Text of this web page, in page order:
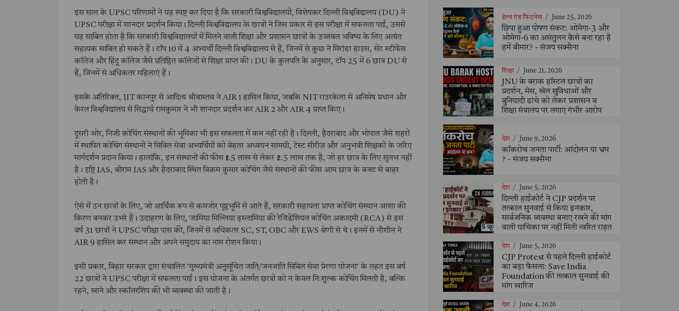
इस साल के UPSC परिणामों ने यह स्पष्ट कर दिया है कि सरकारी विश्वविद्यालयों, विशेषकर दिल्ली विश्वविद्यालय (DU) ने
UPSC परीक्षा में शानदार प्रदर्शन किया। दिल्ली विश्वविद्यालय के छात्रों ने जिस प्रकार से इस परीक्षा में सफलता पाई, उससे
यह साबित होता है कि सरकारी विश्वविद्यालयों में मिलने वाली शिक्षा और प्रशासन छात्रों के उज्जवल भविष्य के लिए अत्यंत
सहायक साबित हो सकते हैं। टॉप 10 में 4 अभ्यर्थी दिल्ली विश्वविद्यालय से हैं, जिनमें से कुछ ने मिरांडा हाउस, सेंट स्टीफेंस
कॉलेज और हिंदू कॉलेज जैसे प्रतिष्ठित कॉलेजों से शिक्षा प्राप्त की। DU के कुलपति के अनुसार, टॉप 25 में 6 छात्र DU से
हैं, जिनमें से अधिकतर महिलाएं हैं।
इसके अतिरिक्त, IIT कानपुर से आदित्य श्रीवास्तव ने AIR 1 हासिल किया, जबकि NIT राउरकेला से अनिमेष प्रधान और
केरल विश्वविद्यालय से सिद्धार्थ रामकुमार ने भी शानदार प्रदर्शन कर AIR 2 और AIR 4 प्राप्त किए।
दूसरी ओर, निजी कोचिंग संस्थानों की भूमिका भी इस सफलता में कम नहीं रही है। दिल्ली, हैदराबाद और भोपाल जैसे शहरों
में स्थापित कोचिंग संस्थानों ने सिविल सेवा अभ्यर्थियों को बेहतर अध्ययन सामग्री, टेस्ट सीरीज़ और अनुभवी शिक्षकों के जरिए
मार्गदर्शन प्रदान किया। हालांकि, इन संस्थानों की फीस ₹1.5 लाख से लेकर ₹2.5 लाख तक है, जो हर छात्र के लिए सुलभ नहीं
है। दृष्टि IAS, श्रीराम IAS और हैदराबाद स्थित विक्रम कुमार कोचिंग जैसे संस्थानों की फीस आम छात्र के बजट से बाहर
होती है।
ऐसे में उन छात्रों के लिए, जो आर्थिक रूप से कमजोर पृष्ठभूमि से आते हैं, सरकारी सहायता प्राप्त कोचिंग संस्थान आशा की
किरण बनकर उभरे हैं। उदाहरण के लिए, जामिया मिल्लिया इस्लामिया की रेजिडेंशियल कोचिंग अकादमी (RCA) से इस
वर्ष 31 छात्रों ने UPSC परीक्षा पास की, जिनमें से अधिकतर SC, ST, OBC और EWS श्रेणी से थे। इनमें से नौशीन ने
AIR 9 हासिल कर संस्थान और अपने समुदाय का नाम रोशन किया।
इसी प्रकार, बिहार सरकार द्वारा संचालित 'मुख्यमंत्री अनुसूचित जाति/जनजाति सिविल सेवा प्रेरणा योजना' के तहत इस वर्ष
22 छात्रों ने UPSC परीक्षा में सफलता पाई। इस योजना के अंतर्गत छात्रों को न केवल निःशुल्क कोचिंग मिलती है, बल्कि
रहने, खाने और स्कॉलरशिप की भी व्यवस्था की जाती है।
हेल्थ एंड फिटनेस / June 25, 2026
छिपा हुआ पोषण संकट: ओमेगा-3 और
ओमेगा-6 का असंतुलन कैसे बना रहा है
हमें बीमार? - संजय सक्सैना
शिक्षा / June 21, 2026
JNU के बराक हॉस्टल छात्रों का
प्रदर्शन, मेस, खेल सुविधाओं और
बुनियादी ढांचे को लेकर प्रशासन व
शिक्षा मंत्रालय पर लगाए गंभीर आरोप
देश / June 9, 2026
कॉकरोच जनता पार्टी: आंदोलन या भ्रम
? - संजय सक्सैना
देश / June 5, 2026
दिल्ली हाईकोर्ट ने CJP प्रदर्शन पर
तत्काल सुनवाई से किया इनकार,
सार्वजनिक व्यवस्था बनाए रखने की मांग
वाली याचिका पर नहीं मिली त्वरित राहत
देश / June 5, 2026
CJP Protest से पहले दिल्ली हाईकोर्ट
का बड़ा फैसला: Save India
Foundation की तत्काल सुनवाई की
मांग खारिज
देश / June 4, 2026